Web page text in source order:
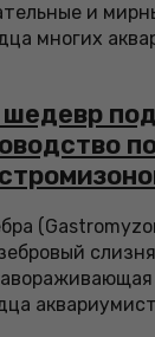
и
многих